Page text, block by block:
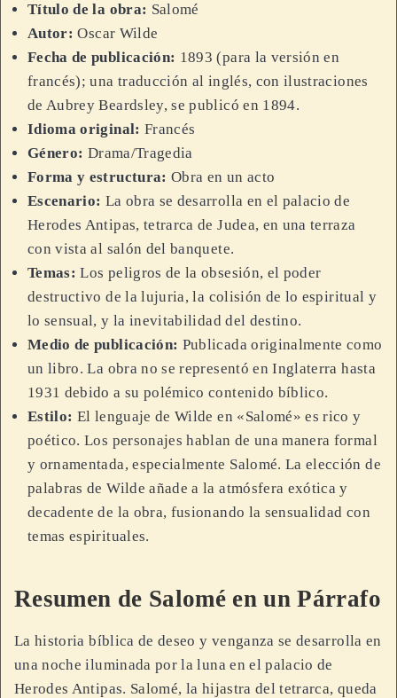
Título de la obra: Salomé
Autor: Oscar Wilde
Fecha de publicación: 1893 (para la versión en
francés); una traducción al inglés, con ilustraciones
de Aubrey Beardsley, se publicó en 1894.
Idioma original: Francés
Género: Drama/Tragedia
Forma y estructura: Obra en un acto
Escenario: La obra se desarrolla en el palacio de
Herodes Antipas, tetrarca de Judea, en una terraza
con vista al salón del banquete.
Temas: Los peligros de la obsesión, el poder
destructivo de la lujuria, la colisión de lo espiritual y
lo sensual, y la inevitabilidad del destino.
Medio de publicación: Publicada originalmente como
un libro. La obra no se representó en Inglaterra hasta
1931 debido a su polémico contenido bíblico.
Estilo: El lenguaje de Wilde en «Salomé» es rico y
poético. Los personajes hablan de una manera formal
y ornamentada, especialmente Salomé. La elección de
palabras de Wilde añade a la atmósfera exótica y
decadente de la obra, fusionando la sensualidad con
temas espirituales.
Resumen de Salomé en un Párrafo
La historia bíblica de deseo y venganza se desarrolla en
una noche iluminada por la luna en el palacio de
Herodes Antipas. Salomé, la hijastra del tetrarca, queda